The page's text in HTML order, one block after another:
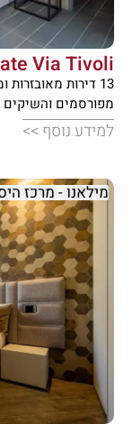




Via Tivoli
13 דירות
מפורסמים והשיקים
למידע נוסף >>



מילאנו - מרכז